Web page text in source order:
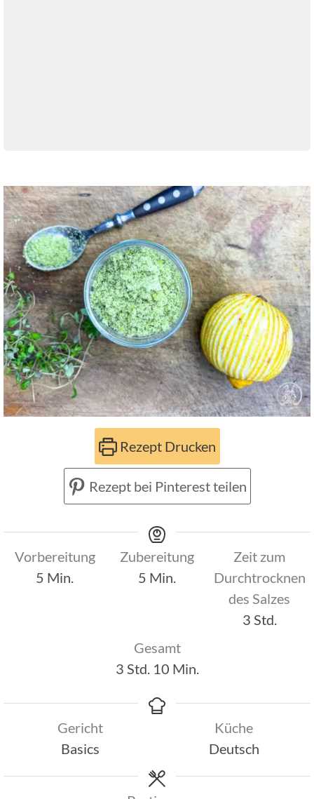
Rezept Drucken
Rezept bei Pinterest teilen
Vorbereitung
5 Minuten
Min.
Zubereitung
5 Minuten
Min.
Zeit zum
Durchtrocknen
des Salzes
3Stunden
Std.
Gesamt
3Stunden
Std. 10Minuten
Min.
Gericht
Basics
Küche
Deutsch